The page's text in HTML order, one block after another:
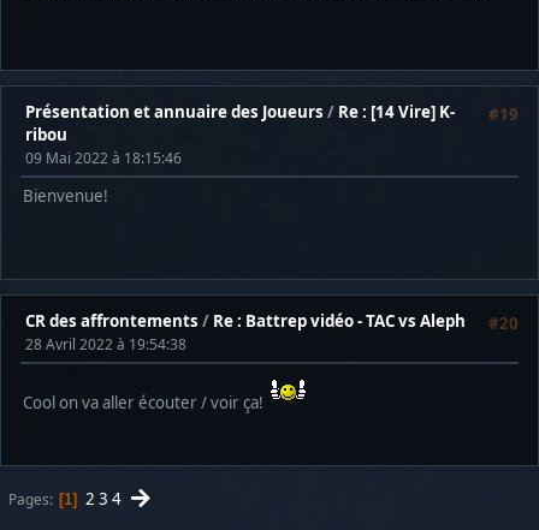
#19
Présentation et annuaire des Joueurs / Re : [14 Vire] K-
ribou
09 Mai 2022 à 18:15:46
Bienvenue!
#20
CR des affrontements / Re : Battrep vidéo - TAC vs Aleph
28 Avril 2022 à 19:54:38
Cool on va aller écouter / voir ça!
Pages 1 2 3 4